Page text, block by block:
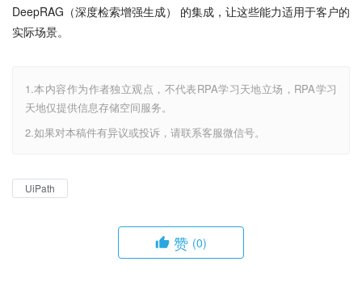
DeepRAG（深度检索增强生成） 的集成，让这些能力适用于客户的
实际场景。
1.本内容作为作者独立观点，不代表RPA学习天地立场，RPA学习
天地仅提供信息存储空间服务。
2.如果对本稿件有异议或投诉，请联系客服微信号。
UiPath
赞 (0)